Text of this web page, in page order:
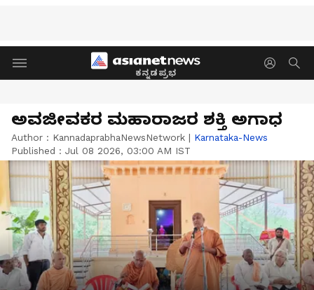
ಕನ್ನಡಪ್ರಭ
ಅವಜೀವಕರ ಮಹಾರಾಜರ ಶಕ್ತಿ ಅಗಾಧ
Author : KannadaprabhaNewsNetwork | Karnataka-News
Published : Jul 08 2026, 03:00 AM IST